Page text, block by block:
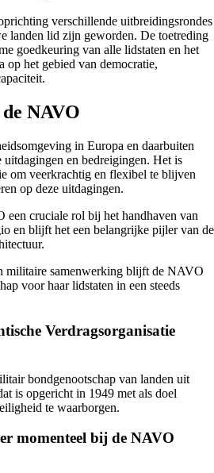
verschillende uitbreidingsrondes
landen lid zijn geworden. De toetreding
goedkeuring van alle lidstaten en het
op het gebied van democratie,
NAVO
in Europa en daarbuiten
en bedreigingen. Het is
om veerkrachtig en flexibel te blijven
op deze uitdagingen.
een cruciale rol bij het handhaven van
en blijft het een belangrijke pijler van de
militaire samenwerking blijft de NAVO
voor haar lidstaten in een steeds
Verdragsorganisatie
bondgenootschap van landen uit
is opgericht in 1949 met als doel
te waarborgen.
momenteel bij de NAVO